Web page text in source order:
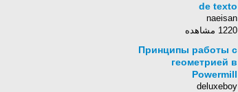
de texto
naeisan
1220 مشاهده
Принципы работы с
геометрией в
Powermill
deluxeboy